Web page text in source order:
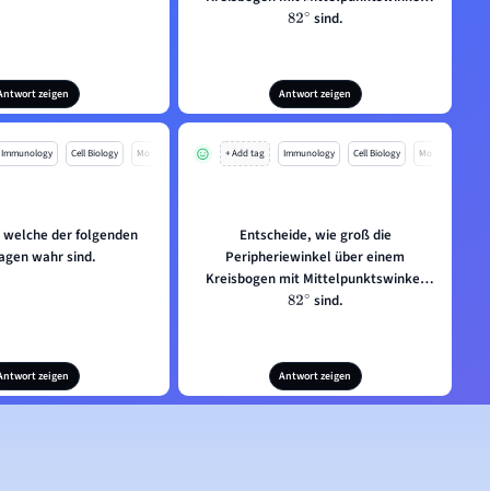
zeigen
82∘ sind.
Antwort zeigen
Immunology Cell Biology Mo
welche der folgenden
wahr sind.
zeigen
+ Add tag Immunology Cell Biology Mo
Entscheide, wie groß die
Peripheriewinkel über einem
Kreisbogen mit Mittelpunktswinkel
82∘ sind.
Antwort zeigen